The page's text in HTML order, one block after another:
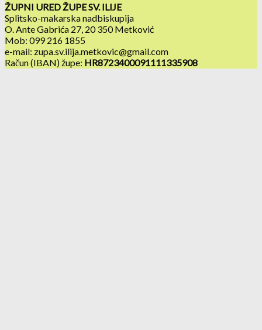
ŽUPNI URED ŽUPE SV. ILIJE
Splitsko-makarska nadbiskupija
O. Ante Gabrića 27, 20 350 Metković
Mob: 099 216 1855
e-mail: zupa.sv.ilija.metkovic@gmail.com
Račun (IBAN) župe: HR8723400091111335908